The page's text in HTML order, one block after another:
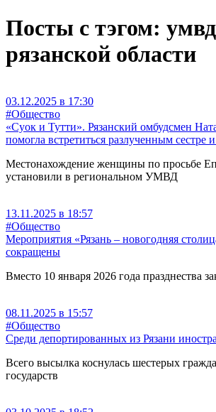
Посты с тэгом:
рязанской области
03.12.2025 в 17:30
#Общество
«Суок и Тутти». Рязанский омбудсмен
помогла встретиться разлученным сестре
Местонахождение женщины по просьбе
установили в региональном УМВД
13.11.2025 в 18:57
#Общество
Мероприятия «Рязань – новогодняя
сокращены
Вместо 10 января 2026 года празднества
08.11.2025 в 15:57
#Общество
Среди депортированных из Рязани
Всего высылка коснулась шестерых
государств